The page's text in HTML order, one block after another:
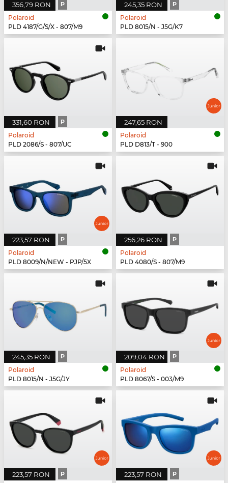
356,79 RON P
Polaroid
PLD 4187/G/S/X - 807/M9
245,35 RON P
Polaroid
PLD 8015/N - J5G/K7
331,60 RON P
Polaroid
PLD 2086/S - 807/UC
247,65 RON
Polaroid
PLD D813/T - 900
223,57 RON P
Polaroid
PLD 8009/N/NEW - PJP/5X
256,26 RON P
Polaroid
PLD 4080/S - 807/M9
245,35 RON P
Polaroid
PLD 8015/N - J5G/JY
209,04 RON P
Polaroid
PLD 8067/S - 003/M9
223,57 RON P 223,57 RON P